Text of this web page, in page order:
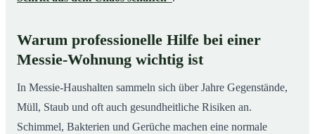
Warum professionelle Hilfe bei einer
Messie-Wohnung wichtig ist
In Messie-Haushalten sammeln sich über Jahre Gegenstände,
Müll, Staub und oft auch gesundheitliche Risiken an.
Schimmel, Bakterien und Gerüche machen eine normale